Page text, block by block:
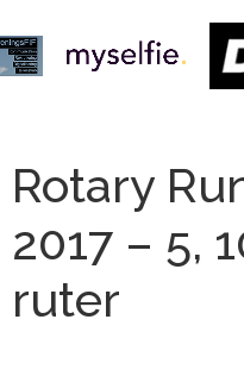
Rotary
2017 – 5,
ruter